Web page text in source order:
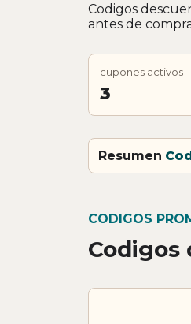
Codigos
antes de
cupones activos
3
Resumen
CODIGOS
Codigos